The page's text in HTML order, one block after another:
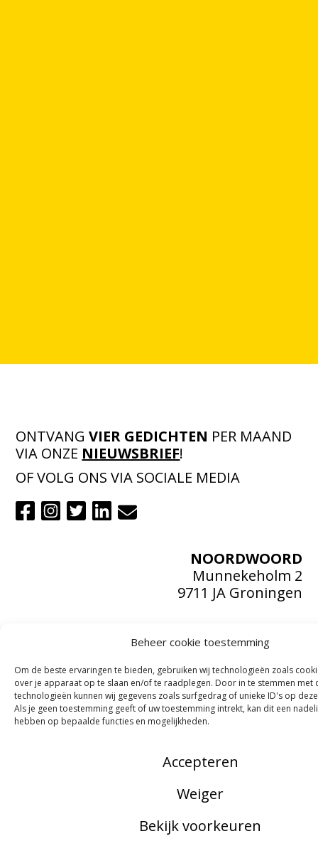
Beheer cookie toestemming
Om de beste ervaringen te bieden, gebruiken wij technologieën zoals
over je apparaat op te slaan en/of te raadplegen. Door in te stemmen met
technologieën kunnen wij gegevens zoals surfgedrag of unieke ID's op
Als je geen toestemming geeft of uw toestemming intrekt, kan dit een
hebben op bepaalde functies en mogelijkheden.
Accepteren
Weiger
Bekijk voorkeuren
ONTVANGVIER GEDICHTEN PER MAAND
VIA ONZE NIEUWSBRIEF!
OF VOLG ONS VIA SOCIALE MEDIA
NOORDWOORD
Munnekeholm 2
9711 JA Groningen
Doneren
Perskit
Privacybeleid
Cookies
Contact